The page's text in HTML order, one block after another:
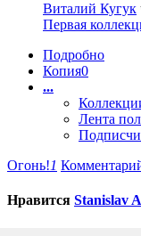
Виталий Кугук
Первая
Подробно
Копия0
...
Лента
Огонь!1
Нравится Stanislav